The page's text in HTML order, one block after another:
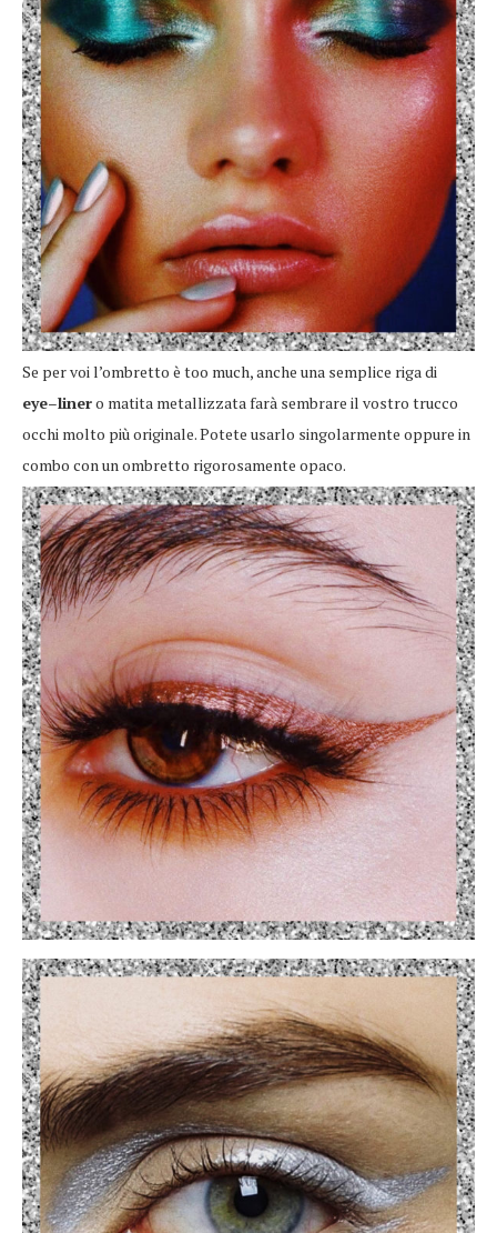
Se per voi l’ombretto è too much, anche una semplice riga di
eye–linero matita metallizzata farà sembrare il vostro trucco
occhi molto più originale. Potete usarlo singolarmente oppure in
combo con un ombretto rigorosamente opaco.